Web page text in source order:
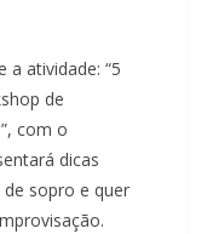
a atividade: “5
de
com o
dicas
sopro e quer